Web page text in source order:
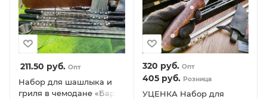
211.50 руб. Опт
Набор для шашлыка и
гриля в чемодане «Барс»
320 руб. Опт
405руб. Розница
УЦЕНКА Набор для